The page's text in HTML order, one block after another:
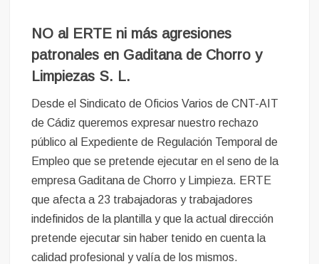
NO al ERTE ni más agresiones
patronales en Gaditana de Chorro y
Limpiezas S. L.
Desde el Sindicato de Oficios Varios de CNT-AIT
de Cádiz queremos expresar nuestro rechazo
público al Expediente de Regulación Temporal de
Empleo que se pretende ejecutar en el seno de la
empresa Gaditana de Chorro y Limpieza. ERTE
que afecta a 23 trabajadoras y trabajadores
indefinidos de la plantilla y que la actual dirección
pretende ejecutar sin haber tenido en cuenta la
calidad profesional y valía de los mismos.